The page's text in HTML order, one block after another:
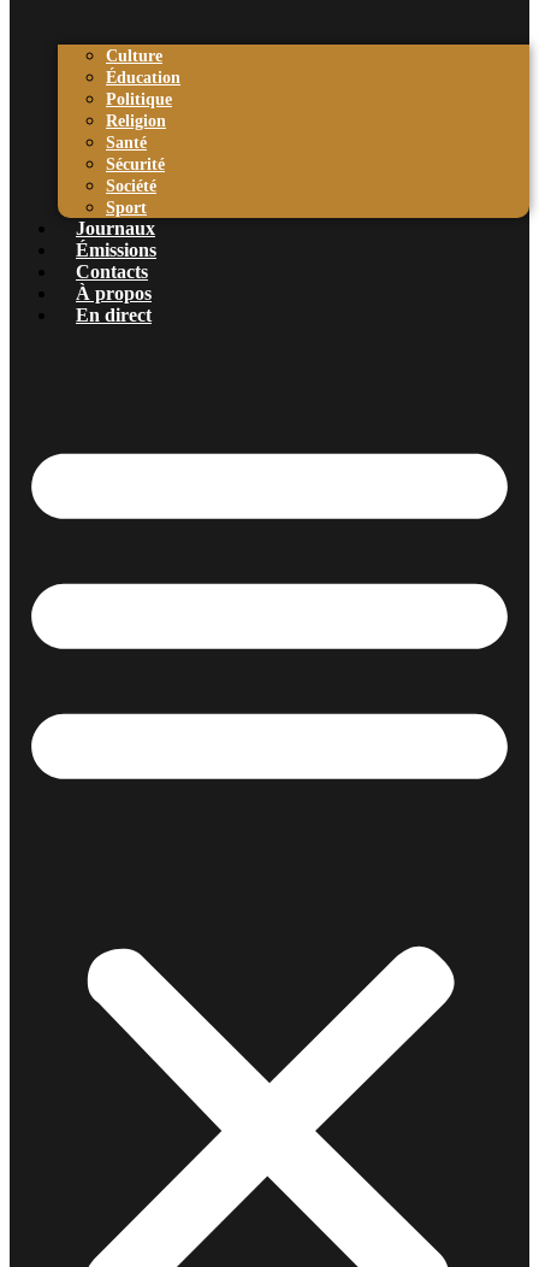
Culture
Éducation
Politique
Religion
Santé
Sécurité
Société
Sport
Journaux
Émissions
Contacts
À propos
En direct